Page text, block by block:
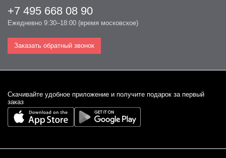
+7 495 668 08 90
Ежедневно 9:30–18:00 (время московское)
Заказать обратный звонок
Cкачивайте удобное приложение и получите подарок за первый
заказ